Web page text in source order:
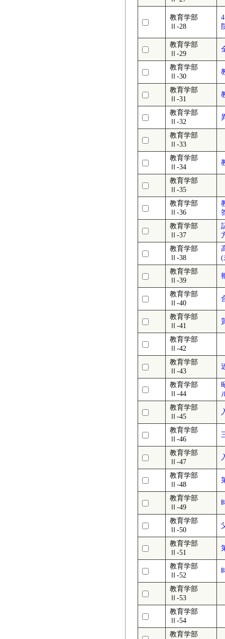
教育学部
Ⅱ-28
教育学部
Ⅱ-29
教育学部
Ⅱ-30
教育学部
Ⅱ-31
教育学部
Ⅱ-32
教育学部
Ⅱ-33
教育学部
Ⅱ-34
教育学部
Ⅱ-35
教育学部
Ⅱ-36
教育学部
Ⅱ-37
教育学部
Ⅱ-38
教育学部
Ⅱ-39
教育学部
Ⅱ-40
教育学部
Ⅱ-41
教育学部
Ⅱ-42
教育学部
Ⅱ-43
教育学部
Ⅱ-44
教育学部
Ⅱ-45
教育学部
Ⅱ-46
教育学部
Ⅱ-47
教育学部
Ⅱ-48
教育学部
Ⅱ-49
教育学部
Ⅱ-50
教育学部
Ⅱ-51
教育学部
Ⅱ-52
教育学部
Ⅱ-53
教育学部
Ⅱ-54
教育学部